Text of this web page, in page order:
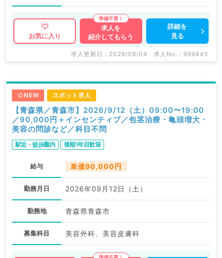
お気に入り
求人を
紹介してもらう
詳細を
見る
求人更新日 : 2026/08/04 求人No. : 999445
NEW スポット求人
【青森県／青森市】2026/9/12（土）09:00〜19:00
／90,000円＋インセンティブ／包茎治療・亀頭増大・
美容の問診など／科目不問
駅近・徒歩圏内 後期1年目歓迎
給与 単価90,000円
勤務月日 2026年09月12日（土）
勤務地 青森県青森市
募集科目 美容外科、美容皮膚科